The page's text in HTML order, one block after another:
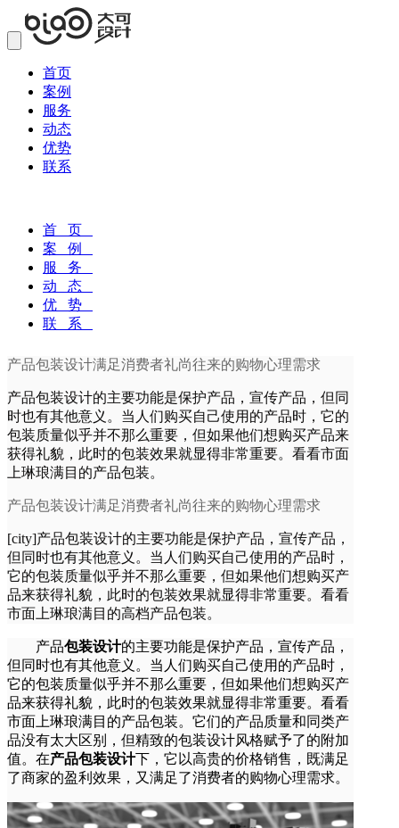
首页
案例
服务
动态
优势
联系
首 页
案 例
服 务
动 态
优 势
联 系
产品包装设计满足消费者礼尚往来的购物心理需求
产品包装设计的主要功能是保护产品，宣传产品，但同
时也有其他意义。当人们购买自己使用的产品时，它的
包装质量似乎并不那么重要，但如果他们想购买产品来
获得礼貌，此时的包装效果就显得非常重要。看看市面
上琳琅满目的产品包装。
产品包装设计满足消费者礼尚往来的购物心理需求
[city]产品包装设计的主要功能是保护产品，宣传产品，
但同时也有其他意义。当人们购买自己使用的产品时，
它的包装质量似乎并不那么重要，但如果他们想购买产
品来获得礼貌，此时的包装效果就显得非常重要。看看
市面上琳琅满目的高档产品包装。
产品包装设计的主要功能是保护产品，宣传产品，
但同时也有其他意义。当人们购买自己使用的产品时，
它的包装质量似乎并不那么重要，但如果他们想购买产
品来获得礼貌，此时的包装效果就显得非常重要。看看
市面上琳琅满目的产品包装。它们的产品质量和同类产
品没有太大区别，但精致的包装设计风格赋予了的附加
值。在产品包装设计下，它以高贵的价格销售，既满足
了商家的盈利效果，又满足了消费者的购物心理需求。